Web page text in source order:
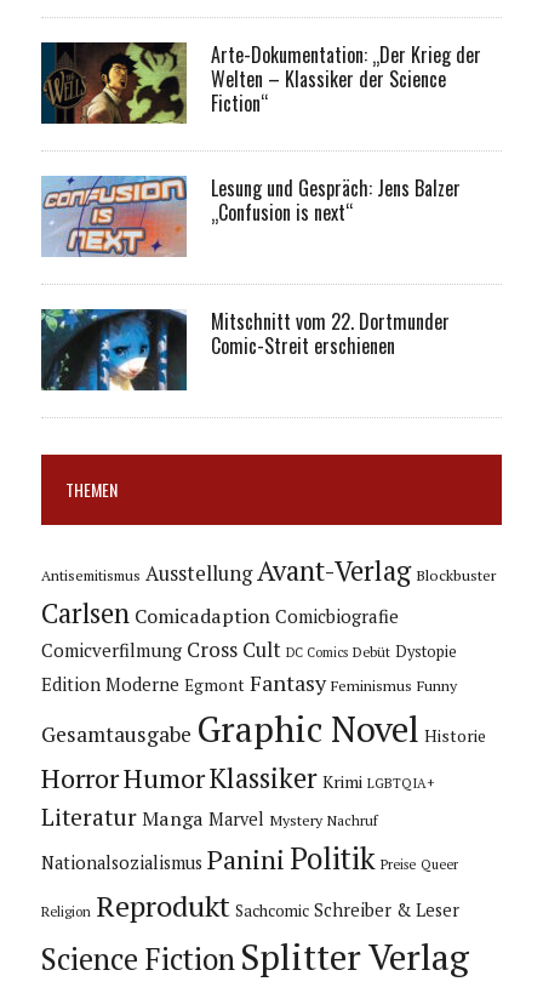
Arte-Dokumentation: „Der Krieg der
Welten – Klassiker der Science
Fiction“
Lesung und Gespräch: Jens Balzer
„Confusion is next“
Mitschnitt vom 22. Dortmunder
Comic-Streit erschienen
THEMEN
Antisemitismus Ausstellung Avant-Verlag Blockbuster
Carlsen Comicadaption Comicbiografie
Comicverfilmung Cross Cult DC Comics Debüt Dystopie
Edition Moderne Egmont Fantasy Feminismus Funny
Gesamtausgabe Graphic Novel Historie
HorrorHumorKlassiker Krimi LGBTQIA+
Literatur Manga Marvel Mystery Nachruf
Nationalsozialismus Panini Politik Preise Queer
Religion Reprodukt Sachcomic Schreiber & Leser
Science Fiction Splitter Verlag